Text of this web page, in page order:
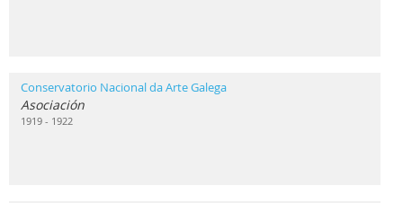
Conservatorio Nacional da Arte Galega
Asociación
1919 - 1922